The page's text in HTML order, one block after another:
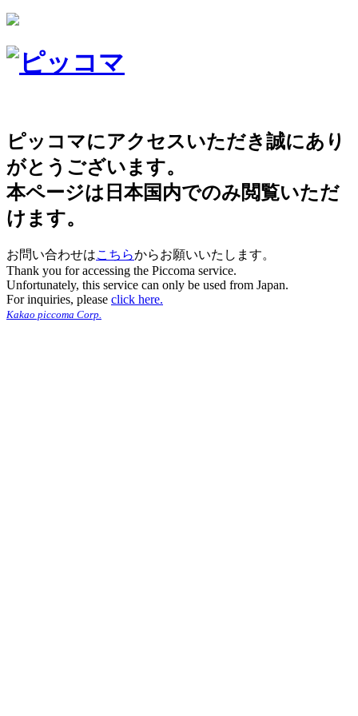
ピッコマにアクセスいただき誠にあり
がとうございます。
本ページは日本国内でのみ閲覧いただ
けます。
お問い合わせはこちらからお願いいたします。
Thank you for accessing the Piccoma service.
Unfortunately, this service can only be used from Japan.
For inquiries, please click here.
Kakao piccoma Corp.